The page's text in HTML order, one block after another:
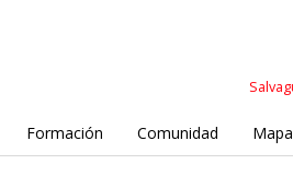
Formación Comunidad